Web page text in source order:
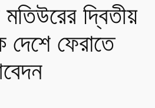
মতিউরের দ্বিতীয়
দেশে ফেরাতে